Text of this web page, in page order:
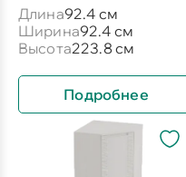
Длина92.4 см
Ширина92.4 см
Высота223.8 см
Подробнее